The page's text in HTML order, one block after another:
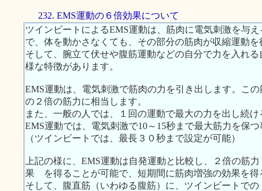
232. EMS運動の６倍効果について
ツインビートによるEMS運動は、筋肉に電気刺激を与
で、体を動かさなくても、その部分の筋肉が収縮運動を
そして、腕立て伏せや腹筋運動などの自分で力を入れ
様な特徴があります。
EMS運動は、電気刺激で筋肉の力を引き出します。こ
の２倍の筋力に相当します。
また、一般の人では、１回の運動で最大の力を出し続
EMS運動では、電気刺激で10～15秒まで最大筋力を保
（ツインビートでは、最長３０秒まで設定が可能）
上記の様に、EMS運動は自発運動と比較し、２倍の筋
果 を得ることが可能で、短期間に筋肉増強の効果を得
そして、腹直筋（いわゆる腹筋）に、ツインビートで